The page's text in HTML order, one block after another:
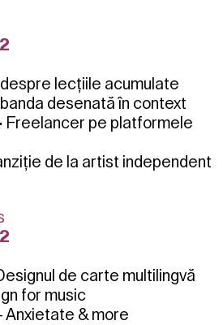
despre lecțiile acumulate
banda desenată în context
Freelancer pe platformele
de la artist independent
de carte multilingvă
for music
Anxietate & more